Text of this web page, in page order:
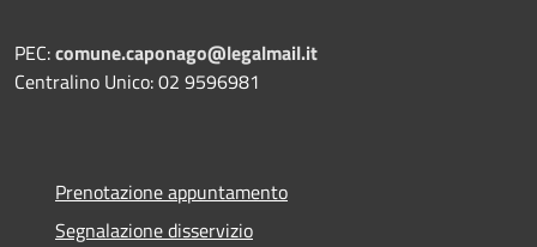
PEC:comune.caponago@legalmail.it
Centralino Unico: 02 9596981
Prenotazione appuntamento
Segnalazione disservizio